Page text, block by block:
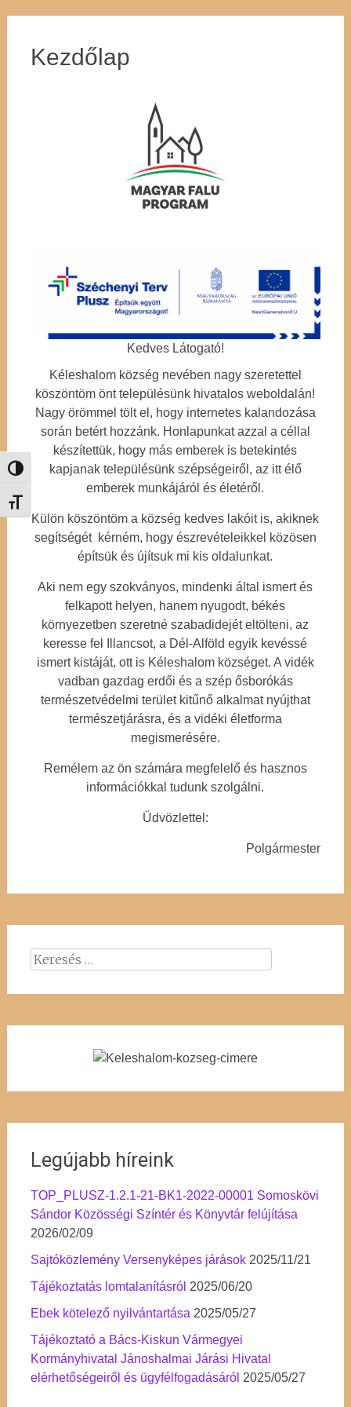
Nagy kontraszt váltása
Betűméret váltása
Kezdőlap
Kedves Látogató!
Kéleshalom község nevében nagy szeretettel
köszöntöm önt településünk hivatalos weboldalán!
Nagy örömmel tölt el, hogy internetes kalandozása
során betért hozzánk. Honlapunkat azzal a céllal
készítettük, hogy más emberek is betekintés
kapjanak településünk szépségeiről, az itt élő
emberek munkájáról és életéről.
Külön köszöntöm a község kedves lakóit is, akiknek
segítségét kérném, hogy észrevételeikkel közösen
építsük és újítsuk mi kis oldalunkat.
Aki nem egy szokványos, mindenki által ismert és
felkapott helyen, hanem nyugodt, békés
környezetben szeretné szabadidejét eltölteni, az
keresse fel Illancsot, a Dél-Alföld egyik kevéssé
ismert kistáját, ott is Kéleshalom községet. A vidék
vadban gazdag erdői és a szép ősborókás
természetvédelmi terület kitűnő alkalmat nyújthat
természetjárásra, és a vidéki életforma
megismerésére.
Remélem az ön számára megfelelő és hasznos
információkkal tudunk szolgálni.
Üdvözlettel:
Polgármester
Keresés:
Legújabb híreink
TOP_PLUSZ-1.2.1-21-BK1-2022-00001 Somoskövi
Sándor Közösségi Színtér és Könyvtár felújítása
2026/02/09
Sajtóközlemény Versenyképes járások 2025/11/21
Tájékoztatás lomtalanításról 2025/06/20
Ebek kötelező nyilvántartása 2025/05/27
Tájékoztató a Bács-Kiskun Vármegyei
Kormányhivatal Jánoshalmai Járási Hivatal
elérhetőségeiről és ügyfélfogadásáról 2025/05/27